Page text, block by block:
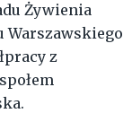
Żywienia
Warszawskiego
z